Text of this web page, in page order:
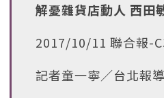
解憂雜貨店動人 西田
2017/10/11 聯合報-
記者童一寧／台北報導